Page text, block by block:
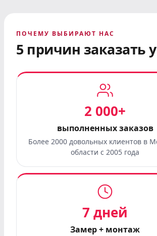
ПОЧЕМУ ВЫБИРАЮТ НАС
5 причин заказать
2 000+
выполненных заказов
Более 2000 довольных клиентов в
области с 2005 года
7 дней
Замер + монтаж